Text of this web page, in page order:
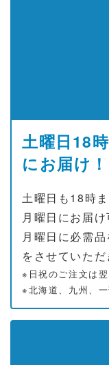
土曜日18
にお届け！
土曜日も18時
月曜日にお届け
月曜日に必需
をさせていただ
※日祝のご注文は
※北海道、九州、